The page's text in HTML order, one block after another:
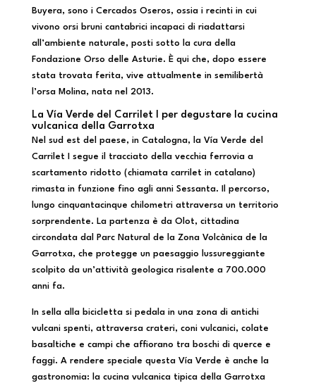
Buyera, sono i Cercados Oseros, ossia i recinti in cui
vivono orsi bruni cantabrici incapaci di riadattarsi
all’ambiente naturale, posti sotto la cura della
Fondazione Orso delle Asturie. È qui che, dopo essere
stata trovata ferita, vive attualmente in semilibertà
l’orsa Molina, nata nel 2013.
La Vía Verde del Carrilet I per degustare la cucina
vulcanica della Garrotxa
Nel sud est del paese, in Catalogna, la Vía Verde del
Carrilet I segue il tracciato della vecchia ferrovia a
scartamento ridotto (chiamata carrilet in catalano)
rimasta in funzione fino agli anni Sessanta. Il percorso,
lungo cinquantacinque chilometri attraversa un territorio
sorprendente. La partenza è da Olot, cittadina
circondata dal Parc Natural de la Zona Volcànica de la
Garrotxa, che protegge un paesaggio lussureggiante
scolpito da un’attività geologica risalente a 700.000
anni fa.
In sella alla bicicletta si pedala in una zona di antichi
vulcani spenti, attraversa crateri, coni vulcanici, colate
basaltiche e campi che affiorano tra boschi di querce e
faggi. A rendere speciale questa Vía Verde è anche la
gastronomia: la cucina vulcanica tipica della Garrotxa